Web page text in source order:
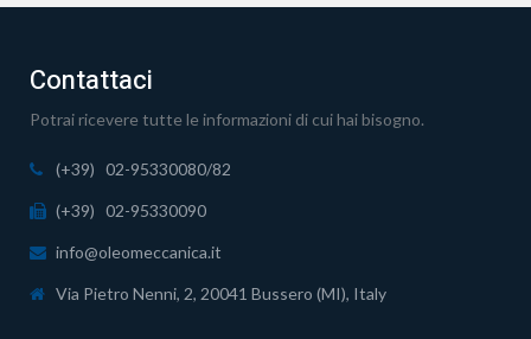
Contattaci
Potrai ricevere tutte le informazioni di cui hai bisogno.
(+39) 02-95330080/82
(+39) 02-95330090
info@oleomeccanica.it
Via Pietro Nenni, 2, 20041 Bussero (MI), Italy